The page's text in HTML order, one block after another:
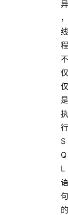
异
，
线
程
不
仅
仅
是
执
行
S
Q
L
语
句
的